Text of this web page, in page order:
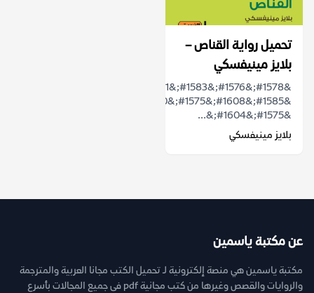
تحميل رواية القناص –
بلايز مينيفسكي
&#1575;&#1604;&...
بلايز مينيفسكي
عن مكتبة ياسمين
مكتبة ياسمين هي منصة إلكترونية لـ تحميل الكتب مجانا العربية والمترجمة
والروايات والقصص وغيرها من كتب مجانية pdf فى جميع المجالات بأسرع